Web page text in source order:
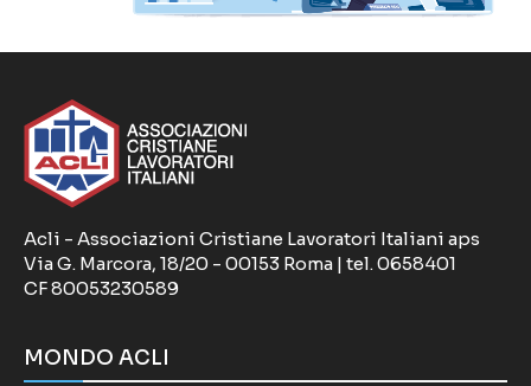
Acli - Associazioni Cristiane Lavoratori Italiani aps
Via G. Marcora, 18/20 - 00153 Roma | tel. 0658401
CF 80053230589
MONDO ACLI